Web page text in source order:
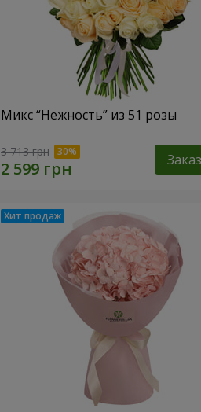
Микс “Нежность” из 51 розы
3 713 грн